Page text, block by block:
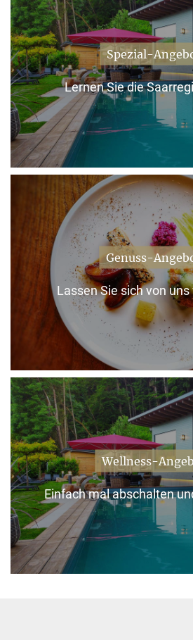
Spezial-
Lernen Sie die
Genuss-
Lassen Sie sich von
Wellness-
Einfach mal abschalten